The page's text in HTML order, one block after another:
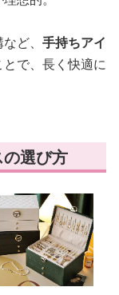
ど、 手持ちアイ
で、長く快適に
選び方